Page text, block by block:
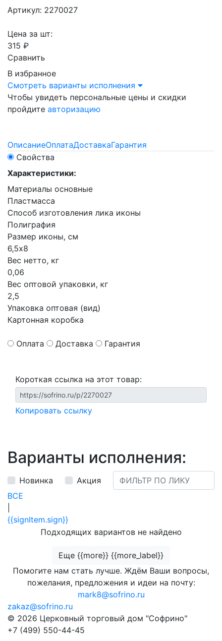
Артикул: 2270027
Цена за шт:
315 ₽
Сравнить
В избранное
Смотреть варианты исполнения
Чтобы увидеть персональные цены и скидки
пройдите авторизацию
ОписаниеОплатаДоставкаГарантия
Свойства
Характеристики:
Материалы основные
Пластмасса
Способ изготовления лика иконы
Полиграфия
Размер иконы, см
6,5х8
Вес нетто, кг
0,06
Вес оптовой упаковки, кг
2,5
Упаковка оптовая (вид)
Картонная коробка
Оплата Доставка Гарантия
Короткая ссылка на этот товар:
Копировать ссылку
Варианты исполнения:
Новинка
Акция
ВСЕ
{{signItem.sign}}
Подходящих вариантов не найдено
Еще {{more}} {{more_label}}
Помогите нам стать лучше. Ждём Ваши вопросы,
пожелания, предложения и идеи на почту:
mark8@sofrino.ru
zakaz@sofrino.ru
© 2026 Церковный торговый дом "Софрино"
+7 (499) 550-44-45